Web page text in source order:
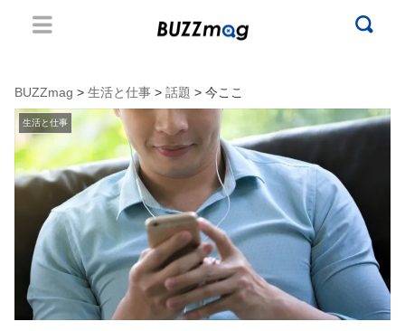
BUZZmag > 生活と仕事 > 話題 > 今ここ
生活と仕事